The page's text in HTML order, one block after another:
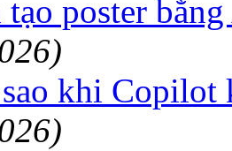
tạo poster
khi Copilot